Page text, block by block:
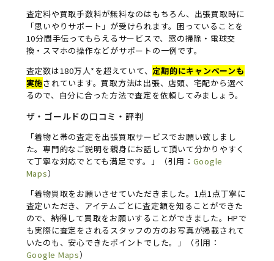
査定料や買取手数料が無料なのはもちろん、出張買取時に
「思いやりサポート」が受けられます。困っていることを
10分間手伝ってもらえるサービスで、窓の掃除・電球交
換・スマホの操作などがサポートの一例です。
査定数は180万人*を超えていて、 定期的にキャンペーンも
実施されています。買取方法は出張、店頭、宅配から選べ
るので、自分に合った方法で査定を依頼してみましょう。
ザ・ゴールドの口コミ・評判
「着物と帯の査定を出張買取サービスでお願い致しまし
た。専門的なご説明を親身にお話して頂いて分かりやすく
て丁寧な対応でとても満足です。」（引用： Google
Maps）
「着物買取をお願いさせていただきました。1点1点丁寧に
査定いただき、アイテムごとに査定額を知ることができた
ので、納得して買取をお願いすることができました。HPで
も実際に査定をされるスタッフの方のお写真が掲載されて
いたのも、安心できたポイントでした。」（引用：
Google Maps）